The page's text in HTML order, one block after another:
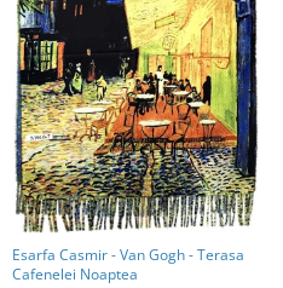
Esarfa Casmir - Van Gogh - Terasa
Cafenelei Noaptea